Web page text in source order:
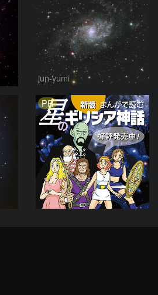
jun-yumi
PR